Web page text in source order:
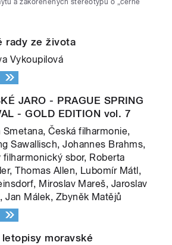
rady ze života
Vykoupilová
JARO - PRAGUE SPRING
- GOLD EDITION vol. 7
Smetana, Česká filharmonie,
Sawallisch, Johannes Brahms,
filharmonický sbor, Roberta
Thomas Allen, Lubomír Mátl,
Miroslav Mareš, Jaroslav
Jan Málek, Zbyněk Matějů
letopisy moravské